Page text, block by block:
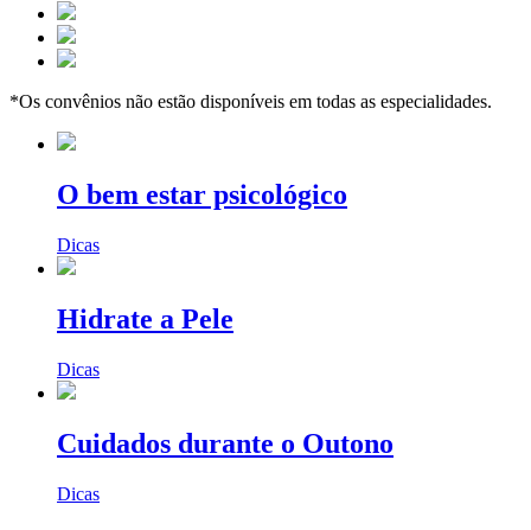
*Os convênios não estão disponíveis em todas as especialidades.
O bem estar psicológico
Dicas
Hidrate a Pele
Dicas
Cuidados durante o Outono
Dicas